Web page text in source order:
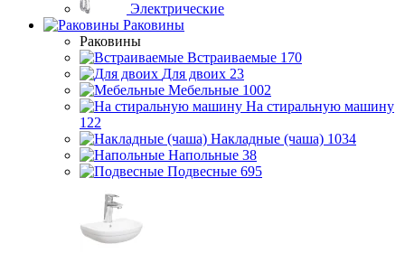
Электрические
Раковины
Раковины
Встраиваемые 170
Для двоих 23
Мебельные 1002
На стиральную машину
122
Накладные (чаша) 1034
Напольные 38
Подвесные 695